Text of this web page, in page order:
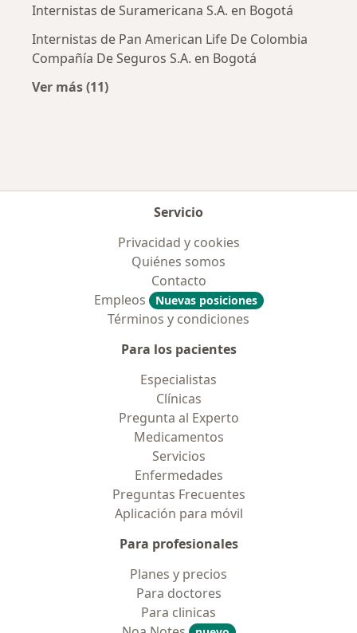
Internistas de Suramericana S.A. en Bogotá
Internistas de Pan American Life De Colombia
Compañía De Seguros S.A. en Bogotá
Ver más (11)
Servicio
Privacidad y cookies
Quiénes somos
Contacto
Empleos
Nuevas posiciones
Términos y condiciones
Para los pacientes
Especialistas
Clínicas
Pregunta al Experto
Medicamentos
Servicios
Enfermedades
Preguntas Frecuentes
Aplicación para móvil
Para profesionales
Planes y precios
Para doctores
Para clinicas